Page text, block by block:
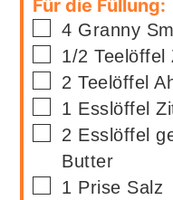
Für die Füllung:
▢
4 Granny
▢
1/2 Teelöffel
▢
2 Teelöffel
▢
1 Esslöffel
▢
2 Esslöffel
Butter
▢
1 Prise Salz